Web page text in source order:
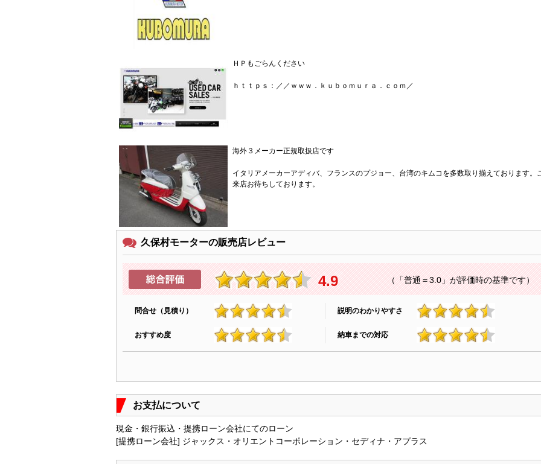
ＨＰもごらんください
ｈｔｔｐｓ：／／ｗｗｗ．ｋｕｂｏｍｕｒａ．ｃｏｍ／
海外３メーカー正規取扱店です
イタリアメーカーアディバ、フランスのプジョー、台湾のキムコを多数取り揃えております。
来店お待ちしております。
久保村モーターの販売店レビュー
4.9 （「普通＝3.0」が評価時の基準です）
問合せ（見積り）
4.9
説明のわかりやすさ
4.8
おすすめ度
4.9
納車までの対応
4.9
お支払について
現金・銀行振込・提携ローン会社にてのローン
[提携ローン会社] ジャックス・オリエントコーポレーション・セディナ・アプラス